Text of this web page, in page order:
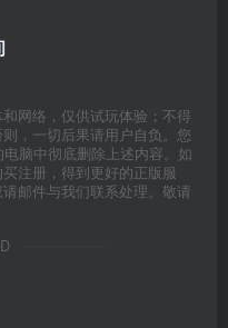
网络，仅供试玩体验；不得
，一切后果请用户自负。您
脑中彻底删除上述内容。如
注册，得到更好的正版服
邮件与我们联系处理。敬请